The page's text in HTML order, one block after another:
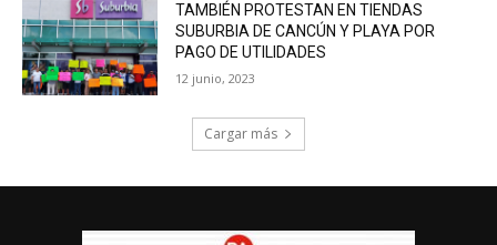
TAMBIÉN PROTESTAN EN TIENDAS
SUBURBIA DE CANCÚN Y PLAYA POR
PAGO DE UTILIDADES
12 junio, 2023
Cargar más